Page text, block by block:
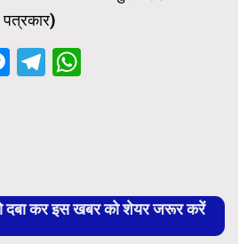
पत्रकार)
Messenger
Telegram
दबा कर इस खबर को शेयर जरूर करें